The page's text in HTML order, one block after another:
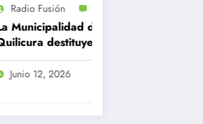
Radio Fusión
Delincuentes matan a
joven que intentó
defender a su familia
durante robo en
Julio 31, 2026